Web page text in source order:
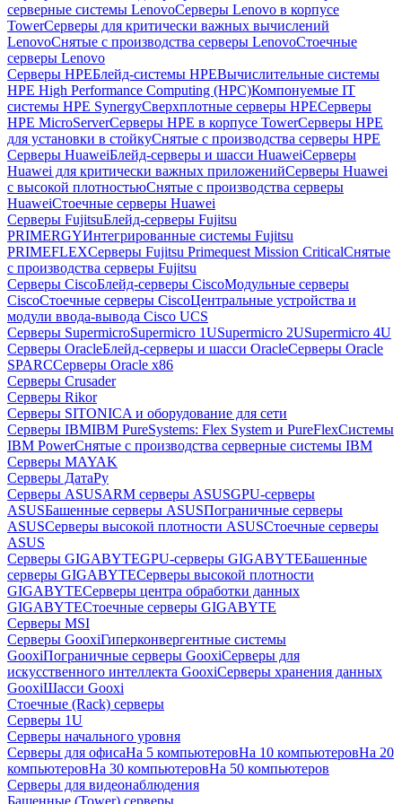
серверные системы LenovoСерверы Lenovo в корпусе
TowerСерверы для критически важных вычислений
LenovoСнятые с производства серверы LenovoСтоечные
серверы Lenovo
Серверы HPEБлейд-системы HPEВычислительные системы
HPE High Performance Computing (HPC)Компонуемые IT
системы HPE SynergyСверхплотные серверы HPEСерверы
HPE MicroServerСерверы HPE в корпусе TowerСерверы HPE
для установки в стойкуСнятые с производства серверы HPE
Серверы HuaweiБлейд-серверы и шасси HuaweiСерверы
Huawei для критически важных приложенийСерверы Huawei
с высокой плотностьюСнятые с производства серверы
HuaweiСтоечные серверы Huawei
Серверы FujitsuБлейд-серверы Fujitsu
PRIMERGYИнтегрированные системы Fujitsu
PRIMEFLEXСерверы Fujitsu Primequest Mission CriticalСнятые
с производства серверы Fujitsu
Серверы CiscoБлейд-серверы CiscoМодульные серверы
CiscoСтоечные серверы CiscoЦентральные устройства и
модули ввода-вывода Cisco UCS
Серверы SupermicroSupermicro 1USupermicro 2USupermicro 4U
Серверы OracleБлейд-серверы и шасси OracleСерверы Oracle
SPARCСерверы Oracle x86
Серверы Crusader
Серверы Rikor
Серверы SITONICA и оборудование для сети
Серверы IBMIBM PureSystems: Flex System и PureFlexСистемы
IBM PowerСнятые с производства серверные системы IBM
Серверы MAYAK
Серверы ДатаРу
Серверы ASUSARM серверы ASUSGPU-серверы
ASUSБашенные серверы ASUSПограничные серверы
ASUSСерверы высокой плотности ASUSСтоечные серверы
ASUS
Серверы GIGABYTEGPU-серверы GIGABYTEБашенные
серверы GIGABYTEСерверы высокой плотности
GIGABYTEСерверы центра обработки данных
GIGABYTEСтоечные серверы GIGABYTE
Серверы MSI
Серверы GooxiГиперконвергентные системы
GooxiПограничные серверы GooxiСерверы для
искусственного интеллекта GooxiСерверы хранения данных
GooxiШасси Gooxi
Стоечные (Rack) серверы
Серверы 1U
Серверы начального уровня
Серверы для офисаНа 5 компьютеровНа 10 компьютеровНа 20
компьютеровНа 30 компьютеровНа 50 компьютеров
Серверы для видеонаблюдения
Башенные (Tower) серверы